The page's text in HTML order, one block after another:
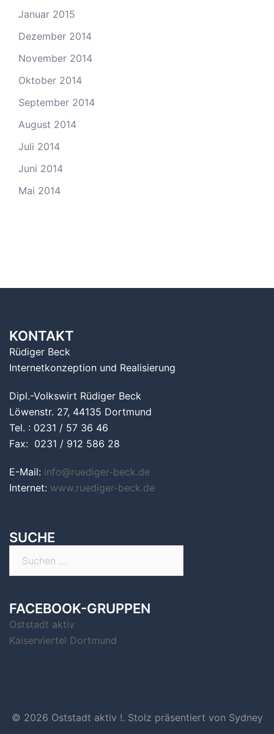
Januar 2015
Dezember 2014
November 2014
Oktober 2014
September 2014
August 2014
Juli 2014
Juni 2014
Mai 2014
KONTAKT
Rüdiger Beck
Internetkonzeption und Realisierung
Dipl.-Volkswirt Rüdiger Beck
Löwenstr. 27, 44135 Dortmund
Tel. : 0231 / 57 36 46
Fax: 0231 / 912 586 28
E-Mail: info@ruediger-beck.de
Internet: www.ruediger-beck.de
SUCHE
FACEBOOK-GRUPPEN
Oststadt aktiv
Kaiserviertel Dortmund
© 2026 Oststadt aktiv !. Stolz präsentiert von Sydney